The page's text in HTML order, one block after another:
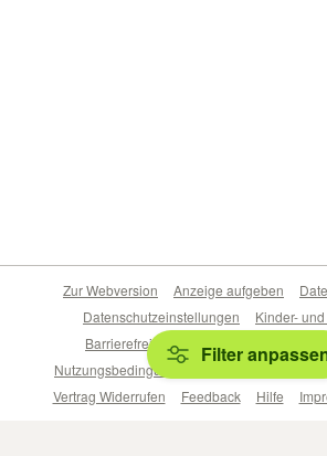
Filter
Zur Webversion Anzeige aufgeben
Datenschutzeinstellungen
Kinder-
Barrierefreiheitserklärung
Nutzungsbedingungen
Beliebte Suchen
Vertrag Widerrufen
Feedback Hilfe